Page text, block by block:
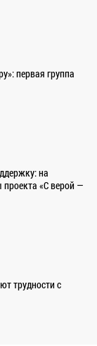
первая группа
на
«С верой —
трудности с